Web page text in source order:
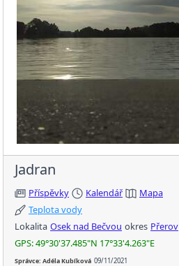
Jadran
Příspěvky Kalendář
Mapa
Teplota vody
Lokalita Osek nad Bečvou okres Přerov
GPS: 49°30'37.485"N 17°33'4.263"E
Správce: Adéla Kubíková 09/11/2021